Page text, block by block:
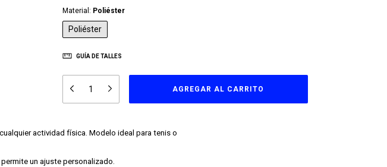
Material: Poliéster
Poliéster
GUÍA DE TALLES
actividad física. Modelo ideal para tenis o
un ajuste personalizado.